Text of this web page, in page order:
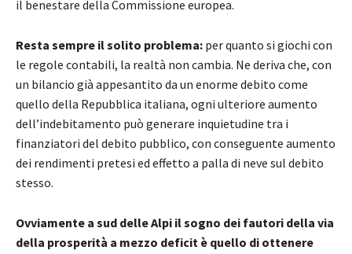
il benestare della Commissione europea.
Resta sempre il solito problema: per quanto si giochi con
le regole contabili, la realtà non cambia. Ne deriva che, con
un bilancio già appesantito da un enorme debito come
quello della Repubblica italiana, ogni ulteriore aumento
dell’indebitamento può generare inquietudine tra i
finanziatori del debito pubblico, con conseguente aumento
dei rendimenti pretesi ed effetto a palla di neve sul debito
stesso.
Ovviamente a sud delle Alpi il sogno dei fautori della via
della prosperità a mezzo deficit è quello di ottenere